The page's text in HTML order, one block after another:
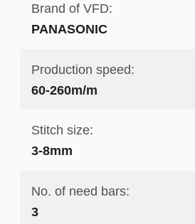
Brand of VFD:
PANASONIC
Production speed:
60-260m/m
Stitch size:
3-8mm
No. of need bars:
3